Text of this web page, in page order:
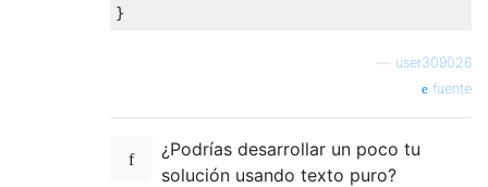
}
user309026
fuente
¿Podrías desarrollar un poco tu
solución usando texto puro?